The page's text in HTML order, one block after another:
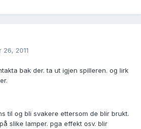
26, 2011
bak der. ta ut igjen spilleren. og lirk
til og bli svakere ettersom de blir brukt.
slike lamper. pga effekt osv. blir